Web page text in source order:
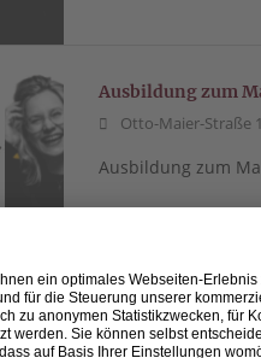
Ausbildung zum
Otto-Maier-Straße
Ausbildung zum
Duales Studium
Otto-Maier-Straße